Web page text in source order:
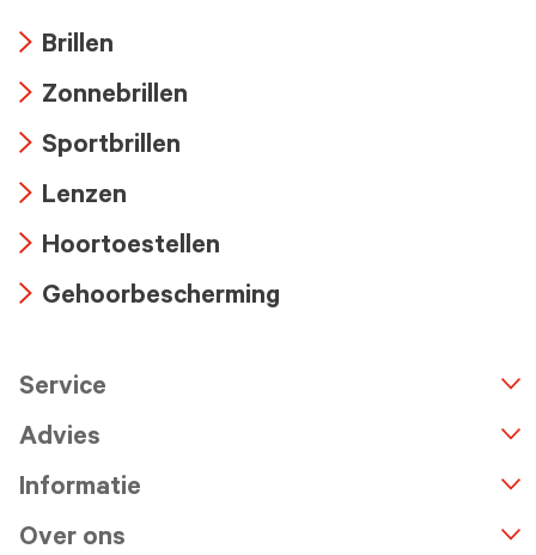
icon
Brillen
icon
Zonnebrillen
icon
Sportbrillen
icon
Lenzen
icon
Hoortoestellen
Gehoorbescherming
Service
Advies
Informatie
Over ons